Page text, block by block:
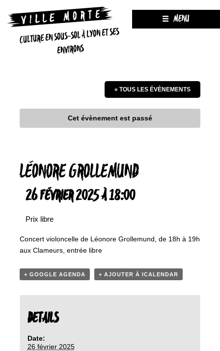
CULTURE EN SOUS-SOL À LYON ET SES
ENVIRONS
MENU
« TOUS LES ÉVÈNEMENTS
Cet évènement est passé
LÉONORE GROLLEMUND
26 FÉVRIER 2025 À 18:00
Prix libre
Concert violoncelle de Léonore Grollemund, de 18h à 19h
aux Clameurs, entrée libre
+ GOOGLE AGENDA + AJOUTER À ICALENDAR
DETAILS
Date:
26 février 2025